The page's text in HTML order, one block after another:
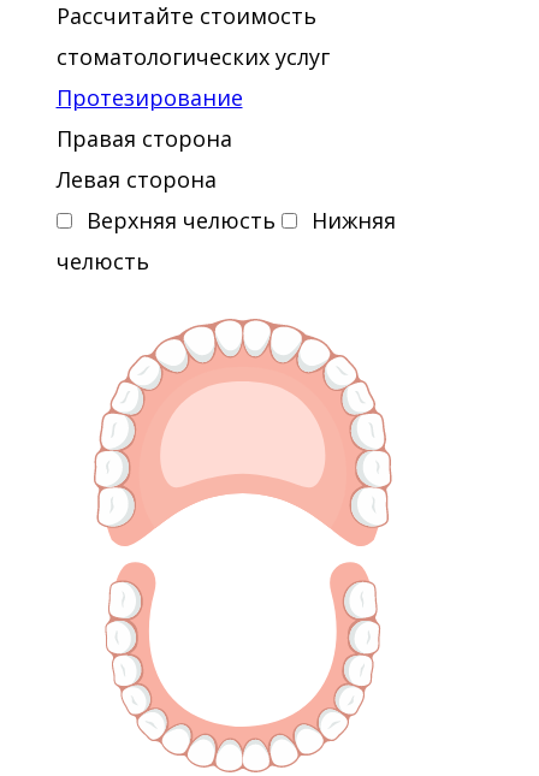
Рассчитайте стоимость
стоматологических услуг
Протезирование
Правая сторона
Левая сторона
Верхняя челюсть
Нижняя
челюсть